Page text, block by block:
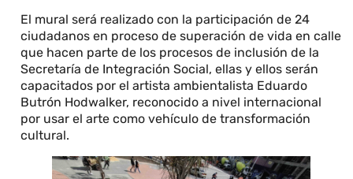
El mural será realizado con la participación de 24
ciudadanos en proceso de superación de vida en calle
que hacen parte de los procesos de inclusión de la
Secretaría de Integración Social, ellas y ellos serán
capacitados por el artista ambientalista Eduardo
Butrón Hodwalker, reconocido a nivel internacional
por usar el arte como vehículo de transformación
cultural.